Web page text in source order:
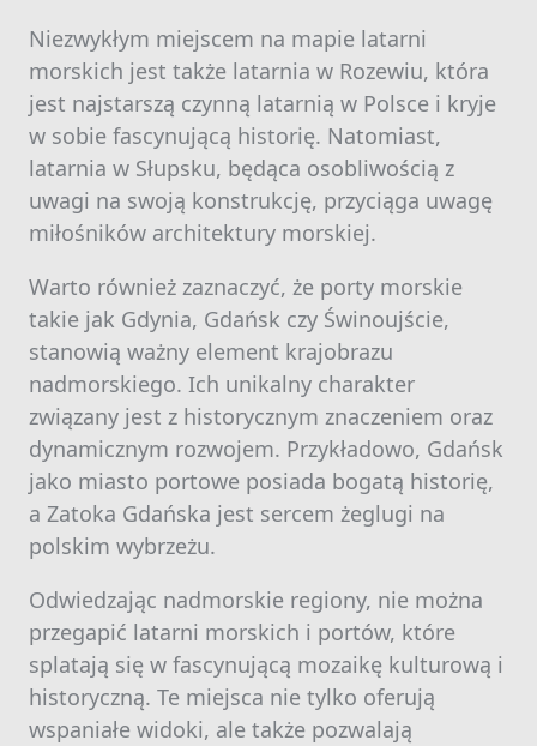
Niezwykłym miejscem na mapie latarni
morskich jest także latarnia w Rozewiu, która
jest najstarszą czynną latarnią w Polsce i kryje
w sobie fascynującą historię. Natomiast,
latarnia w Słupsku, będąca osobliwością z
uwagi na swoją konstrukcję, przyciąga uwagę
miłośników architektury morskiej.
Warto również zaznaczyć, że porty morskie
takie jak Gdynia, Gdańsk czy Świnoujście,
stanowią ważny element krajobrazu
nadmorskiego. Ich unikalny charakter
związany jest z historycznym znaczeniem oraz
dynamicznym rozwojem. Przykładowo, Gdańsk
jako miasto portowe posiada bogatą historię,
a Zatoka Gdańska jest sercem żeglugi na
polskim wybrzeżu.
Odwiedzając nadmorskie regiony, nie można
przegapić latarni morskich i portów, które
splatają się w fascynującą mozaikę kulturową i
historyczną. Te miejsca nie tylko oferują
wspaniałe widoki, ale także pozwalają